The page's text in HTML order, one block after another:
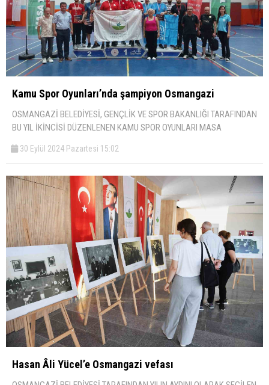
Kamu Spor Oyunları’nda şampiyon Osmangazi
OSMANGAZİ BELEDİYESİ, GENÇLİK VE SPOR BAKANLIĞI TARAFINDAN
BU YIL İKİNCİSİ DÜZENLENEN KAMU SPOR OYUNLARI MASA
30 Eylül 2024 Pazartesi 15:02
Hasan Âli Yücel’e Osmangazi vefası